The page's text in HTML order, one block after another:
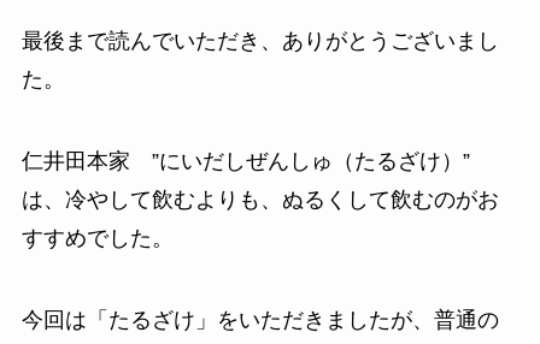
最後まで読んでいただき、ありがとうございまし
た。
仁井田本家 ”にいだしぜんしゅ（たるざけ）”
は、冷やして飲むよりも、ぬるくして飲むのがお
すすめでした。
今回は「たるざけ」をいただきましたが、普通の